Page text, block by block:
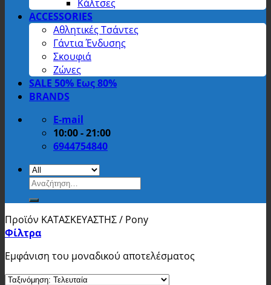
Κάλτσες
ACCESSORIES
Αθλητικές Τσάντες
Γάντια Ένδυσης
Σκουφιά
Ζώνες
SALE 50% Εως 80%
BRANDS
E-mail
10:00 - 21:00
6944754840
Αναζήτηση
για:
Προϊόν ΚΑΤΑΣΚΕΥΑΣΤΗΣ/ Pony
Φίλτρα
Εμφάνιση του μοναδικού αποτελέσματος